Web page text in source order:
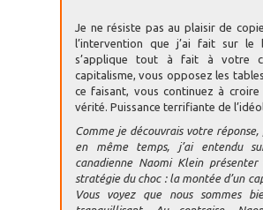
Je ne résiste pas au plaisir de
l’intervention que j’ai fait sur le
s’applique tout à fait à votre
capitalisme, vous opposez les
ce faisant, vous continuez à
vérité. Puissance terrifiante de
Comme je découvrais votre
en même temps, j’ai entendu
canadienne Naomi Klein
stratégie du choc : la montée d’un
Vous voyez que nous sommes